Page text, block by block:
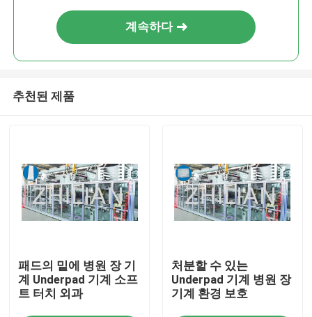
계속하다
추천된 제품
패드의 밑에 병원 장 기
계 Underpad 기계 소프
트 터치 외과
처분할 수 있는
Underpad 기계 병원 장
기계 환경 보호